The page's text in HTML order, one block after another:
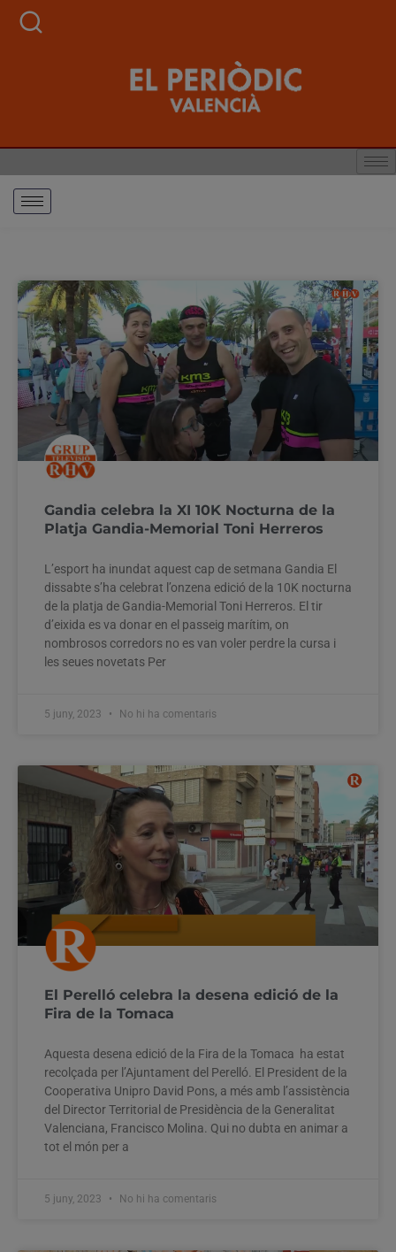
Gandia celebra la XI 10K Nocturna de la
Platja Gandia-Memorial Toni Herreros
L’esport ha inundat aquest cap de setmana Gandia El
dissabte s’ha celebrat l’onzena edició de la 10K nocturna
de la platja de Gandia-Memorial Toni Herreros. El tir
d’eixida es va donar en el passeig marítim, on
nombrosos corredors no es van voler perdre la cursa i
les seues novetats Per
5 juny, 2023 No hi ha comentaris
El Perelló celebra la desena edició de la
Fira de la Tomaca
Aquesta desena edició de la Fira de la Tomaca ha estat
recolçada per l’Ajuntament del Perelló. El President de la
Cooperativa Unipro David Pons, a més amb l’assistència
del Director Territorial de Presidència de la Generalitat
Valenciana, Francisco Molina. Qui no dubta en animar a
tot el món per a
5 juny, 2023 No hi ha comentaris